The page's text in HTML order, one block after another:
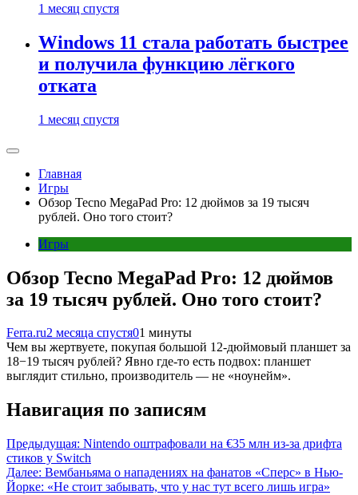
1 месяц спустя
Windows 11 стала работать быстрее
и получила функцию лёгкого
отката
1 месяц спустя
Главная
Игры
Обзор Tecno MegaPad Pro: 12 дюймов за 19 тысяч
рублей. Оно того стоит?
Игры
Обзор Tecno MegaPad Pro: 12 дюймов
за 19 тысяч рублей. Оно того стоит?
Ferra.ru2 месяца спустя01 минуты
Чем вы жертвуете, покупая большой 12-дюймовый планшет за
18−19 тысяч рублей? Явно где-то есть подвох: планшет
выглядит стильно, производитель — не «ноунейм».
Навигация по записям
Предыдущая: Nintendo оштрафовали на €35 млн из-за дрифта
стиков у Switch
Далее: Вембаньяма о нападениях на фанатов «Сперс» в Нью-
Йорке: «Не стоит забывать, что у нас тут всего лишь игра»